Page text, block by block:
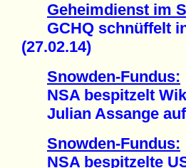
Geheimdienst im
GCHQ schnüffelt
(27.02.14)
Snowden-Fundus:
NSA bespitzelt
Julian Assange auf
Snowden-Fundus:
NSA bespitzelte